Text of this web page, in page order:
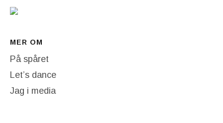
MER OM
På spåret
Let’s dance
Jag i media